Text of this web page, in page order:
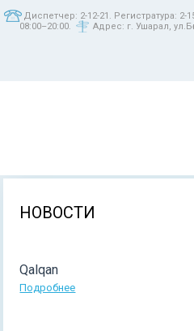
Диспетчер: 2-12-21. Регистратура: 2-
08:00–20:00.
Адрес: г. Ушарал,
НОВОСТИ
Qalqan
Подробнее